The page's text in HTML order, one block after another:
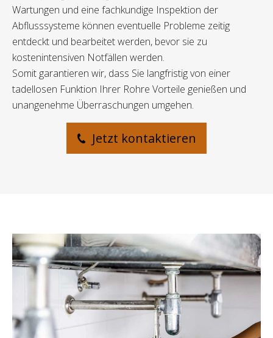
Wartungen und eine fachkundige Inspektion der
Abflusssysteme können eventuelle Probleme zeitig
entdeckt und bearbeitet werden, bevor sie zu
kostenintensiven Notfällen werden.
Somit garantieren wir, dass Sie langfristig von einer
tadellosen Funktion Ihrer Rohre Vorteile genießen und
unangenehme Überraschungen umgehen.
Jetzt kontaktieren